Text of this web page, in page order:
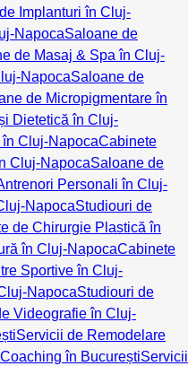
Implanturi în Cluj-
NapocaSaloane de
de Masaj & Spa în Cluj-
NapocaSaloane de
de Micropigmentare în
Dietetică în Cluj-
Cluj-NapocaCabinete
Cluj-NapocaSaloane de
Personali în Cluj-
NapocaStudiouri de
de Chirurgie Plastică în
în Cluj-NapocaCabinete
Sportive în Cluj-
NapocaStudiouri de
Videografie în Cluj-
Servicii de Remodelare
în BucureștiServicii